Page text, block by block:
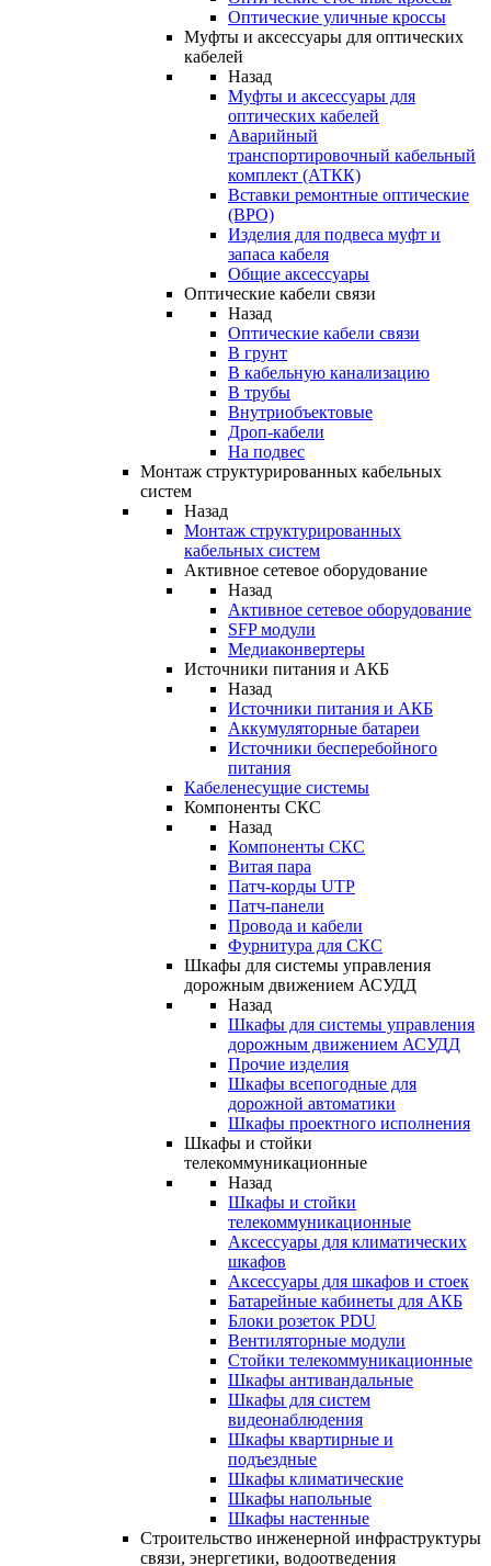
Оптические уличные кроссы
Муфты и аксессуары для оптических
кабелей
Назад
Муфты и аксессуары для
оптических кабелей
Аварийный
транспортировочный кабельный
комплект (АТКК)
Вставки ремонтные оптические
(ВРО)
Изделия для подвеса муфт и
запаса кабеля
Общие аксессуары
Оптические кабели связи
Назад
Оптические кабели связи
В грунт
В кабельную канализацию
В трубы
Внутриобъектовые
Дроп-кабели
На подвес
Монтаж структурированных кабельных
систем
Назад
Монтаж структурированных
кабельных систем
Активное сетевое оборудование
Назад
Активное сетевое оборудование
SFP модули
Медиаконвертеры
Источники питания и АКБ
Назад
Источники питания и АКБ
Аккумуляторные батареи
Источники бесперебойного
питания
Кабеленесущие системы
Компоненты СКС
Назад
Компоненты СКС
Витая пара
Патч-корды UTP
Патч-панели
Провода и кабели
Фурнитура для СКС
Шкафы для системы управления
дорожным движением АСУДД
Назад
Шкафы для системы управления
дорожным движением АСУДД
Прочие изделия
Шкафы всепогодные для
дорожной автоматики
Шкафы проектного исполнения
Шкафы и стойки
телекоммуникационные
Назад
Шкафы и стойки
телекоммуникационные
Аксессуары для климатических
шкафов
Аксессуары для шкафов и стоек
Батарейные кабинеты для АКБ
Блоки розеток PDU
Вентиляторные модули
Стойки телекоммуникационные
Шкафы антивандальные
Шкафы для систем
видеонаблюдения
Шкафы квартирные и
подъездные
Шкафы климатические
Шкафы напольные
Шкафы настенные
Строительство инженерной инфраструктуры
связи, энергетики, водоотведения